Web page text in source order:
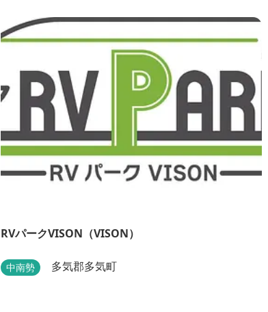
RVパークVISON（VISON）
中南勢 多気郡多気町